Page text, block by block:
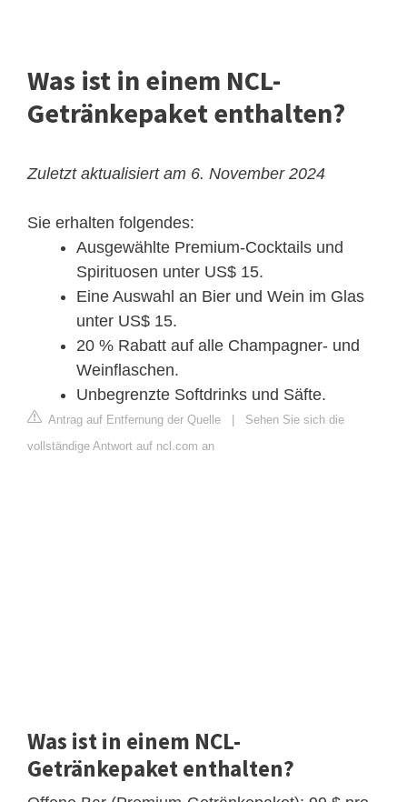
Was ist in einem NCL-
Getränkepaket enthalten?
Zuletzt aktualisiert am 6. November 2024
Sie erhalten folgendes:
Ausgewählte Premium-Cocktails und
Spirituosen unter US$ 15.
Eine Auswahl an Bier und Wein im Glas
unter US$ 15.
20 % Rabatt auf alle Champagner- und
Weinflaschen.
Unbegrenzte Softdrinks und Säfte.
Antrag auf Entfernung der Quelle
Sehen Sie sich die
vollständige Antwort auf ncl.com an
Was ist in einem NCL-
Getränkepaket enthalten?